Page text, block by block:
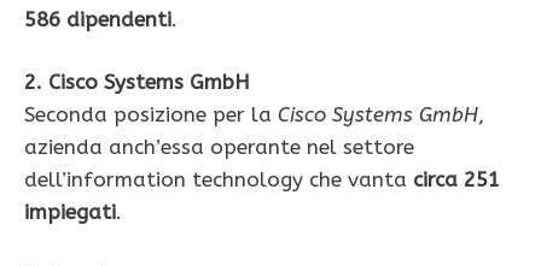
586 dipendenti.
2. Cisco Systems GmbH
Seconda posizione per la Cisco Systems GmbH,
azienda anch’essa operante nel settore
dell’information technology che vanta circa 251
impiegati.